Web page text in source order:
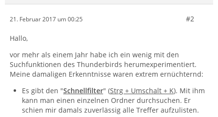
21. Februar 2017 um 00:25 #2
Hallo,
vor mehr als einem Jahr habe ich ein wenig mit den
Suchfunktionen des Thunderbirds herumexperimentiert.
Meine damaligen Erkenntnisse waren extrem ernüchternd:
Es gibt den "Schnellfilter" (Strg + Umschalt + K). Mit ihm
kann man einen einzelnen Ordner durchsuchen. Er
schien mir damals zuverlässig alle Treffer aufzulisten.